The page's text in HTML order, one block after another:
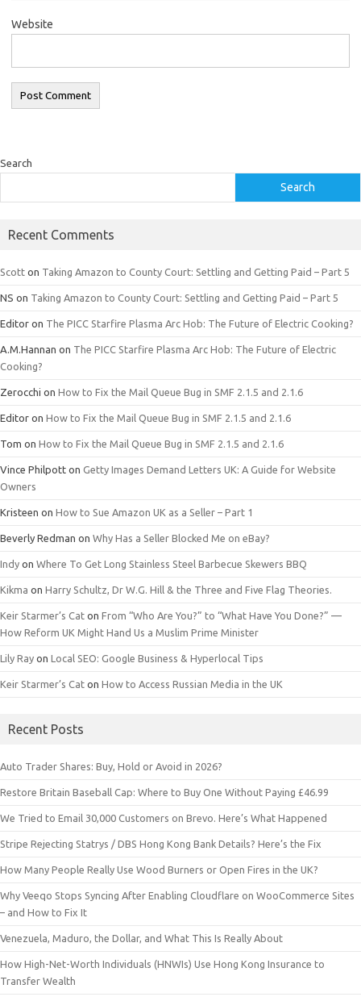
Website
Search
Search
Recent Comments
Scott on Taking Amazon to County Court: Settling and Getting Paid – Part 5
NS on Taking Amazon to County Court: Settling and Getting Paid – Part 5
Editor on The PICC Starfire Plasma Arc Hob: The Future of Electric Cooking?
A.M.Hannan on The PICC Starfire Plasma Arc Hob: The Future of Electric
Cooking?
Zerocchi on How to Fix the Mail Queue Bug in SMF 2.1.5 and 2.1.6
Editor on How to Fix the Mail Queue Bug in SMF 2.1.5 and 2.1.6
Tom on How to Fix the Mail Queue Bug in SMF 2.1.5 and 2.1.6
Vince Philpott on Getty Images Demand Letters UK: A Guide for Website
Owners
Kristeen on How to Sue Amazon UK as a Seller – Part 1
Beverly Redman on Why Has a Seller Blocked Me on eBay?
Indy on Where To Get Long Stainless Steel Barbecue Skewers BBQ
Kikma on Harry Schultz, Dr W.G. Hill & the Three and Five Flag Theories.
Keir Starmer’s Cat on From “Who Are You?” to “What Have You Done?” —
How Reform UK Might Hand Us a Muslim Prime Minister
Lily Ray on Local SEO: Google Business & Hyperlocal Tips
Keir Starmer’s Cat on How to Access Russian Media in the UK
Recent Posts
Auto Trader Shares: Buy, Hold or Avoid in 2026?
Restore Britain Baseball Cap: Where to Buy One Without Paying £46.99
We Tried to Email 30,000 Customers on Brevo. Here’s What Happened
Stripe Rejecting Statrys / DBS Hong Kong Bank Details? Here’s the Fix
How Many People Really Use Wood Burners or Open Fires in the UK?
Why Veeqo Stops Syncing After Enabling Cloudflare on WooCommerce Sites
– and How to Fix It
Venezuela, Maduro, the Dollar, and What This Is Really About
How High-Net-Worth Individuals (HNWIs) Use Hong Kong Insurance to
Transfer Wealth